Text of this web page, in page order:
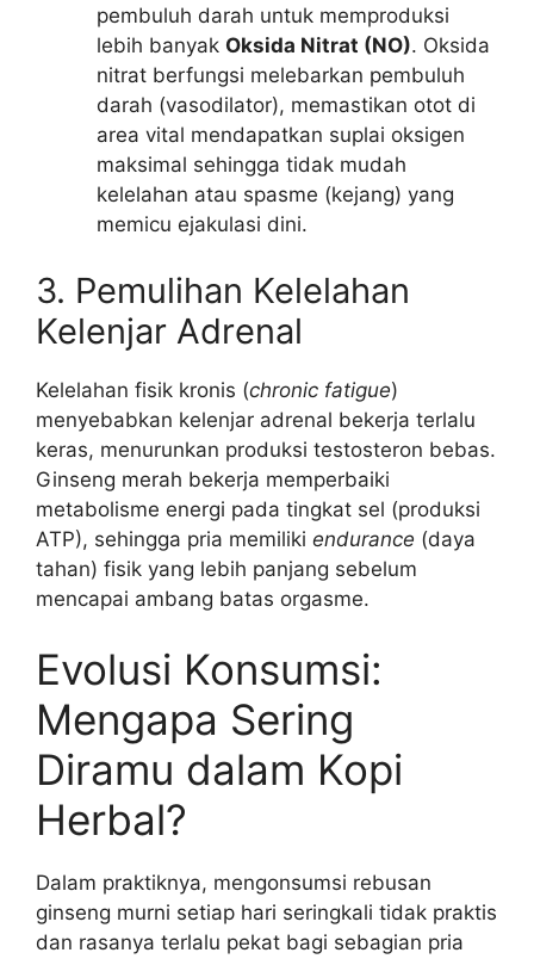
pembuluh darah untuk memproduksi
lebih banyak Oksida Nitrat (NO). Oksida
nitrat berfungsi melebarkan pembuluh
darah (vasodilator), memastikan otot di
area vital mendapatkan suplai oksigen
maksimal sehingga tidak mudah
kelelahan atau spasme (kejang) yang
memicu ejakulasi dini.
3. Pemulihan Kelelahan
Kelenjar Adrenal
Kelelahan fisik kronis (chronic fatigue)
menyebabkan kelenjar adrenal bekerja terlalu
keras, menurunkan produksi testosteron bebas.
Ginseng merah bekerja memperbaiki
metabolisme energi pada tingkat sel (produksi
ATP), sehingga pria memiliki endurance (daya
tahan) fisik yang lebih panjang sebelum
mencapai ambang batas orgasme.
Evolusi Konsumsi:
Mengapa Sering
Diramu dalam Kopi
Herbal?
Dalam praktiknya, mengonsumsi rebusan
ginseng murni setiap hari seringkali tidak praktis
dan rasanya terlalu pekat bagi sebagian pria